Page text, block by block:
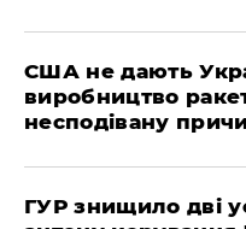
США не дають
виробництво
несподівану
ГУР знищило дві